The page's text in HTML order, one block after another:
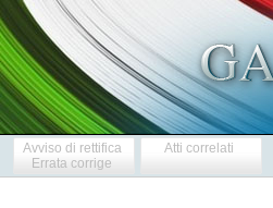
Avviso di rettifica
Errata corrige
Atti correlati